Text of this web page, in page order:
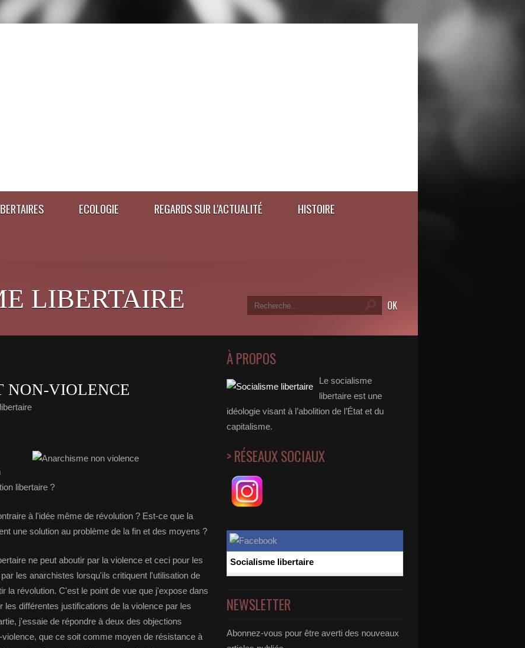
ECOLOGIE REGARDS SUR L'ACTUALITÉ HISTOIRE
LIBERTAIRE
NON-VIOLENCE
libertaire ?
à l'idée même de révolution ? Est-ce que la
une solution au problème de la fin et des moyens ?
ne peut aboutir par la violence et ceci pour les
les anarchistes lorsqu'ils critiquent l'utilisation de
la révolution. C'est le point de vue que j'expose dans
les différentes justifications de la violence par les
j'essaie de répondre à deux des objections
que ce soit comme moyen de résistance à
À PROPOS
Le socialisme
libertaire est une
idéologie visant à l’abolition de l’État et du
capitalisme.
> RÉSEAUX SOCIAUX
Socialisme libertaire
NEWSLETTER
Abonnez-vous pour être averti des nouveaux